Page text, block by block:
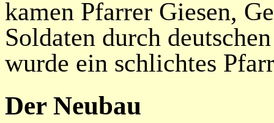
kamen Pfarrer Giesen,
Soldaten durch
wurde ein schlichtes
Der Neubau